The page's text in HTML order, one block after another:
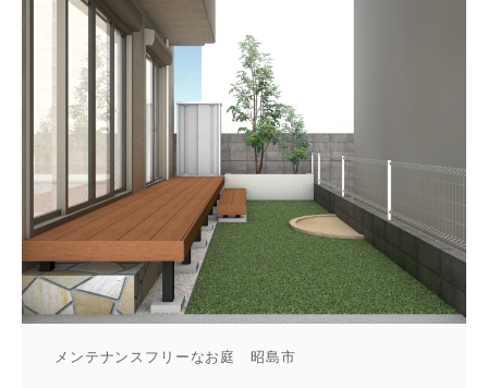
メンテナンスフリーなお庭 昭島市